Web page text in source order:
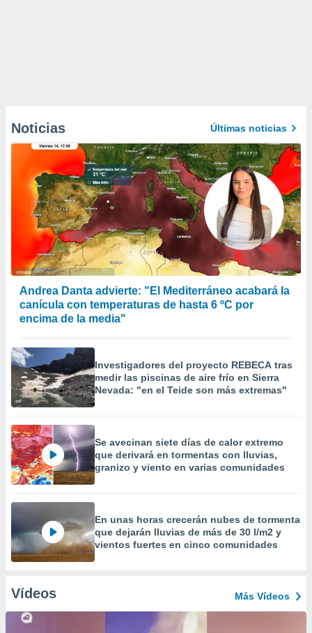
Noticias Últimas noticias
Andrea Danta advierte: "El Mediterráneo acabará la
canícula con temperaturas de hasta 6 ºC por
encima de la media"
Investigadores del proyecto REBECA tras
medir las piscinas de aire frío en Sierra
Nevada: "en el Teide son más extremas"
Se avecinan siete días de calor extremo
que derivará en tormentas con lluvias,
granizo y viento en varias comunidades
En unas horas crecerán nubes de tormenta
que dejarán lluvias de más de 30 l/m2 y
vientos fuertes en cinco comunidades
Vídeos Más Vídeos